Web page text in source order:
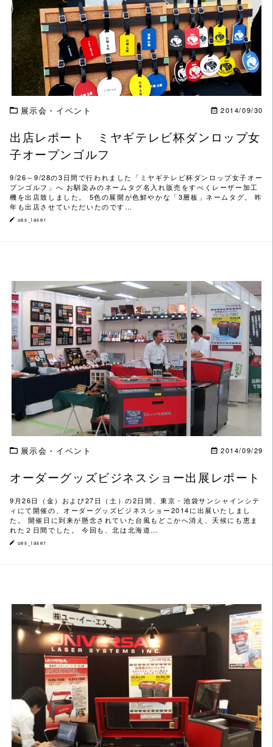
この記事を読む
展示会・イベント 2014/09/30
出店レポート ミヤギテレビ杯ダンロップ女
子オープンゴルフ
9/26～9/28の3日間で行われました「ミヤギテレビ杯ダンロップ女子オー
プンゴルフ」へ お馴染みのネームタグ名入れ販売をすべくレーザー加工
機を出店致しました。 5色の展開が色鮮やかな「3層板」ネームタグ。 昨
年も出店させていただいたのです…
ues_laser
この記事を読む
展示会・イベント 2014/09/29
オーダーグッズビジネスショー出展レポート
9月26日（金）および27日（土）の2日間、東京・池袋サンシャインシテ
ィにて開催の、オーダーグッズビジネスショー2014に出展いたしまし
た。 開催日に到来が懸念されていた台風もどこかへ消え、天候にも恵ま
れた２日間でした。 今回も、北は北海道…
ues_laser
この記事を読む